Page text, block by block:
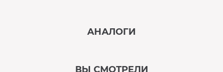
АНАЛОГИ
ВЫ СМОТРЕЛИ